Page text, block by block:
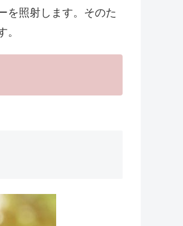
を照射します。そのた